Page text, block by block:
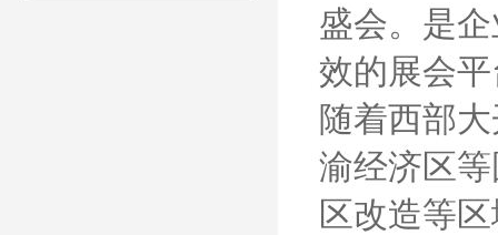
盛会。是
效的展会
随着西部
渝经济区
区改造等